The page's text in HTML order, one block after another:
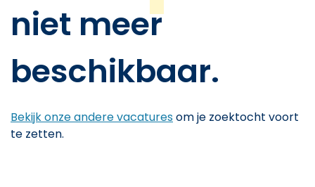
niet meer
beschikbaar.
Bekijk onze andere vacaturesom je zoektocht voort
te zetten.